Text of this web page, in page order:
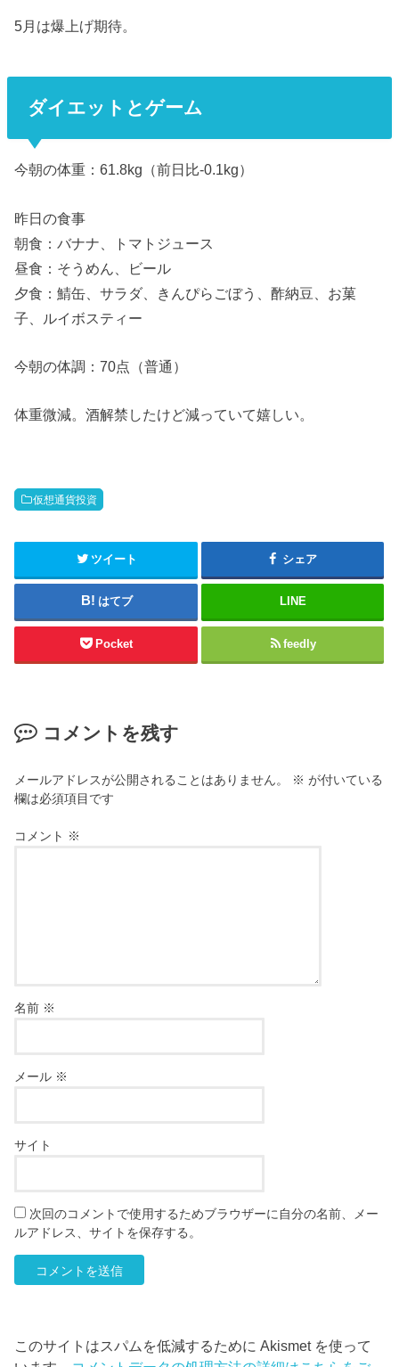
5月は爆上げ期待。
ダイエットとゲーム
今朝の体重：61.8kg（前日比-0.1kg）
昨日の食事
朝食：バナナ、トマトジュース
昼食：そうめん、ビール
夕食：鯖缶、サラダ、きんぴらごぼう、酢納豆、お菓
子、ルイボスティー
今朝の体調：70点（普通）
体重微減。酒解禁したけど減っていて嬉しい。
仮想通貨投資
ツイート シェア
はてブ LINE
Pocket feedly
コメントを残す
メールアドレスが公開されることはありません。 ※ が付いている
欄は必須項目です
コメント ※
名前 ※
メール ※
サイト
次回のコメントで使用するためブラウザーに自分の名前、メー
ルアドレス、サイトを保存する。
このサイトはスパムを低減するために Akismet を使って